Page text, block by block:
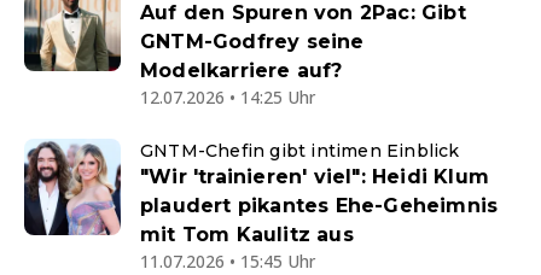
Auf den Spuren von 2Pac: Gibt
GNTM-Godfrey seine
Modelkarriere auf?
12.07.2026 • 14:25 Uhr
GNTM-Chefin gibt intimen Einblick
"Wir 'trainieren' viel": Heidi Klum
plaudert pikantes Ehe-Geheimnis
mit Tom Kaulitz aus
11.07.2026 • 15:45 Uhr